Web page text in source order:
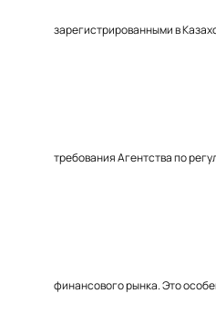
зарегистрированными в
требования Агентства по
финансового рынка. Это